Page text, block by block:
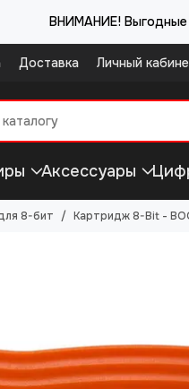
ВНИМАНИЕ! Выгодные
Доставка Личный
Аксессуары
8-бит Картридж 8-Bit -